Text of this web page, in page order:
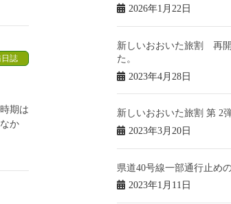
日誌
期は
か
2026年1月22日
新しいおおいた旅割 再
た。
2023年4月28日
新しいおおいた旅割 第 2
2023年3月20日
県道40号線一部通行止め
2023年1月11日